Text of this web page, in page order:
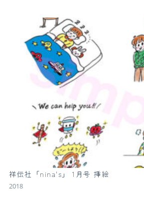
祥伝社「nina's」 1月号 挿絵
2018